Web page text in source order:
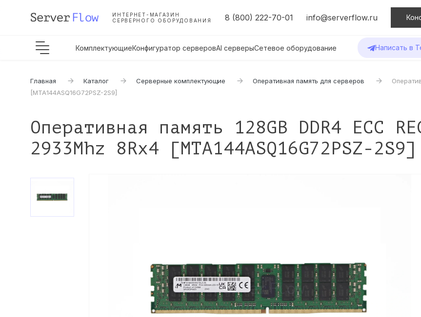
ИНТЕРНЕТ-МАГАЗИН
СЕРВЕРНОГО ОБОРУДОВАНИЯ
8 (800) 222-70-01 info@serverflow.ru
КомплектующиеКонфигуратор серверовAI серверыСетевое оборудование Написать в
Главная Каталог Серверные комплектующие Оперативная память для серверов
[MTA144ASQ16G72PSZ-2S9]
Оперативная память 128GB DDR4 ECC
2933Mhz 8Rx4 [MTA144ASQ16G72PSZ-2S9]